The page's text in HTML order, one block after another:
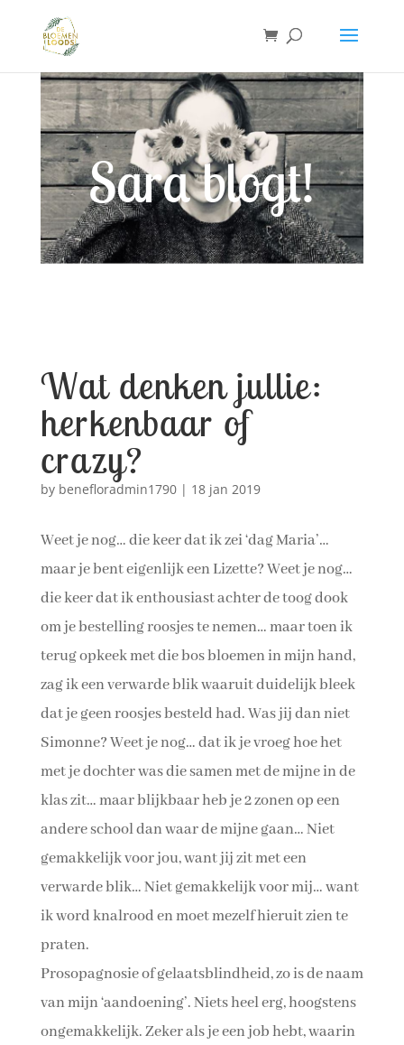
Sara blogt!
Wat denken jullie:
herkenbaar of
crazy?
by benefloradmin1790| 18 jan 2019
Weet je nog… die keer dat ik zei ‘dag Maria’…
maar je bent eigenlijk een Lizette? Weet je nog…
die keer dat ik enthousiast achter de toog dook
om je bestelling roosjes te nemen… maar toen ik
terug opkeek met die bos bloemen in mijn hand,
zag ik een verwarde blik waaruit duidelijk bleek
dat je geen roosjes besteld had. Was jij dan niet
Simonne? Weet je nog… dat ik je vroeg hoe het
met je dochter was die samen met de mijne in de
klas zit… maar blijkbaar heb je 2 zonen op een
andere school dan waar de mijne gaan… Niet
gemakkelijk voor jou, want jij zit met een
verwarde blik… Niet gemakkelijk voor mij… want
ik word knalrood en moet mezelf hieruit zien te
praten.
Prosopagnosie of gelaatsblindheid,zo is de naam
van mijn ‘aandoening’. Niets heel erg, hoogstens
ongemakkelijk. Zeker als je een job hebt, waarin